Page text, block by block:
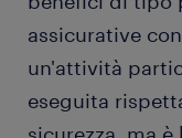
assicurative
un'attività
eseguita